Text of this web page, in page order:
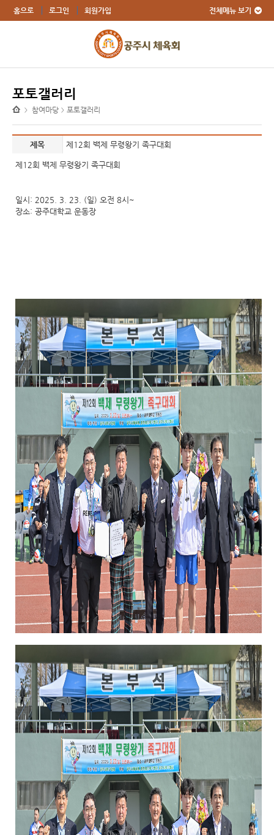
홈으로 로그인 회원가입 전체메뉴 보기
포토갤러리
> 참여마당 > 포토갤러리
제목 제12회 백제 무령왕기 족구대회
제12회 백제 무령왕기 족구대회
일시: 2025. 3. 23. (일) 오전 8시~
장소: 공주대학교 운동장